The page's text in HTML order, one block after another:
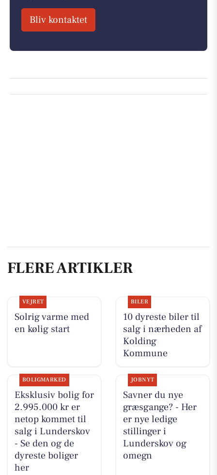
Bliv kontaktet
FLERE ARTIKLER
VEJRET
Solrig varme med
en kølig start
BILER
10 dyreste biler til
salg i nærheden af
Kolding
Kommune
BOLIGMARKED
Eksklusiv bolig for
2.995.000 kr er
netop kommet til
salg i Lunderskov
- Se den og de
dyreste boliger
her
JOBNYT
Savner du nye
græsgange? - Her
er nye ledige
stillinger i
Lunderskov og
omegn